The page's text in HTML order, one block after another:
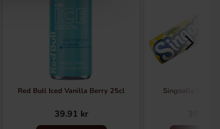
Red Bull Iced Vanilla Berry 25cl
39.91 kr
Singoalla